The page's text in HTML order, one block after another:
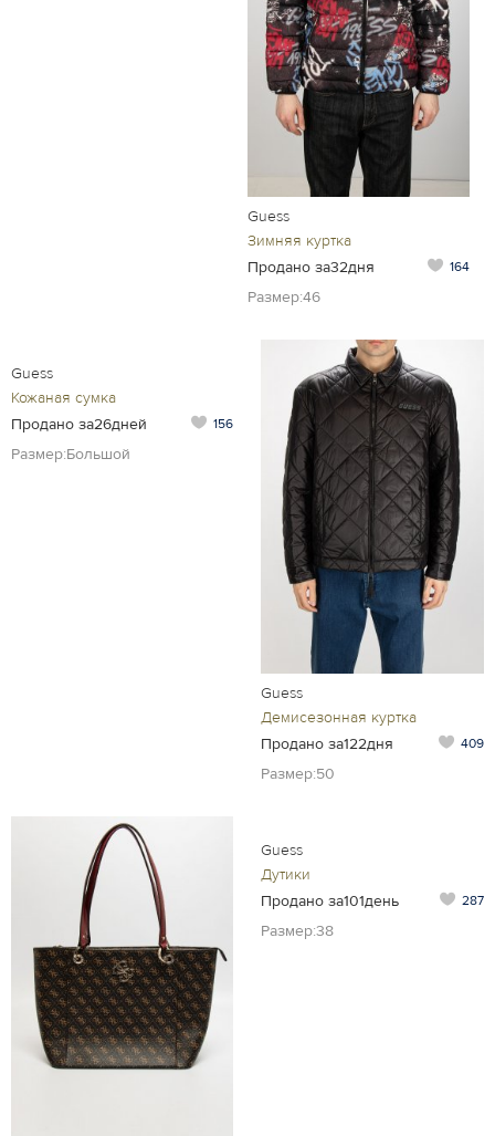
Guess
Зимняя куртка
Продано за32дня
164
Размер:46
Guess
Кожаная сумка
Продано за26дней
156
Размер:Большой
Guess
Демисезонная куртка
Продано за122дня
409
Размер:50